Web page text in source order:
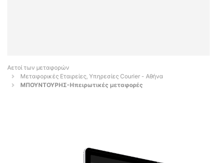
Αετοί των μεταφορών
Μεταφορικές Εταιρείες, Υπηρεσίες Courier - Αθήνα
ΜΠΟΥΝΤΟΥΡΗΣ-Ηπειρωτικές μεταφορές